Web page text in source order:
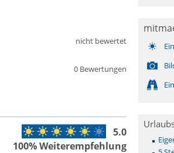
0 Bewertungen
nicht bewertet
5.0
100% Weiterempfehlung